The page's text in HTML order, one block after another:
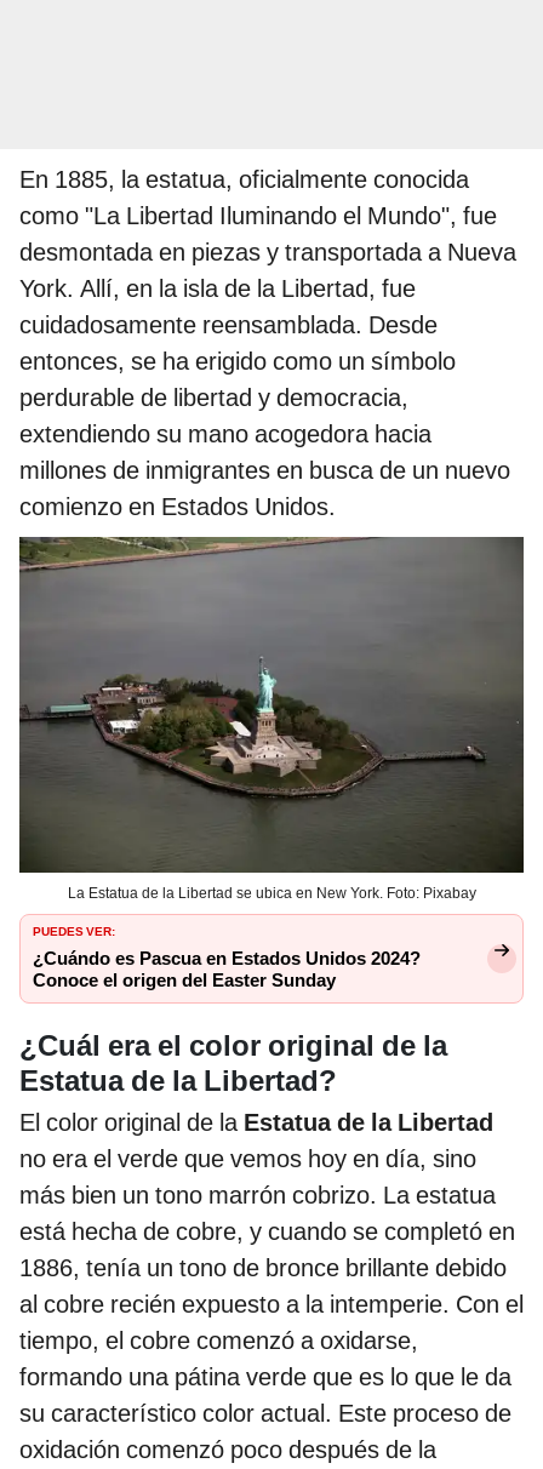
En 1885, la estatua, oficialmente conocida
como "La Libertad Iluminando el Mundo", fue
desmontada en piezas y transportada a Nueva
York. Allí, en la isla de la Libertad, fue
cuidadosamente reensamblada. Desde
entonces, se ha erigido como un símbolo
perdurable de libertad y democracia,
extendiendo su mano acogedora hacia
millones de inmigrantes en busca de un nuevo
comienzo en Estados Unidos.
La Estatua de la Libertad se ubica en New York. Foto: Pixabay
PUEDES VER:
¿Cuándo es Pascua en Estados Unidos 2024?
Conoce el origen del Easter Sunday
¿Cuál era el color original de la
Estatua de la Libertad?
El color original de la Estatua de la Libertad
no era el verde que vemos hoy en día, sino
más bien un tono marrón cobrizo. La estatua
está hecha de cobre, y cuando se completó en
1886, tenía un tono de bronce brillante debido
al cobre recién expuesto a la intemperie. Con el
tiempo, el cobre comenzó a oxidarse,
formando una pátina verde que es lo que le da
su característico color actual. Este proceso de
oxidación comenzó poco después de la